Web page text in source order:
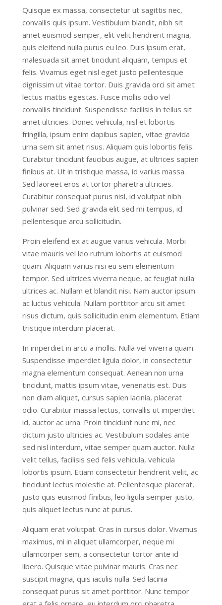
Quisque ex massa, consectetur ut sagittis nec,
convallis quis ipsum. Vestibulum blandit, nibh sit
amet euismod semper, elit velit hendrerit magna,
quis eleifend nulla purus eu leo. Duis ipsum erat,
malesuada sit amet tincidunt aliquam, tempus et
felis. Vivamus eget nisl eget justo pellentesque
dignissim ut vitae tortor. Duis gravida orci sit amet
lectus mattis egestas. Fusce mollis odio vel
convallis tincidunt. Suspendisse facilisis in tellus sit
amet ultricies. Donec vehicula, nisl et lobortis
fringilla, ipsum enim dapibus sapien, vitae gravida
urna sem sit amet risus. Aliquam quis lobortis felis.
Curabitur tincidunt faucibus augue, at ultrices sapien
finibus at. Ut in tristique massa, id varius massa.
Sed laoreet eros at tortor pharetra ultricies.
Curabitur consequat purus nisl, id volutpat nibh
pulvinar sed. Sed gravida elit sed mi tempus, id
pellentesque arcu sollicitudin.
Proin eleifend ex at augue varius vehicula. Morbi
vitae mauris vel leo rutrum lobortis at euismod
quam. Aliquam varius nisi eu sem elementum
tempor. Sed ultrices viverra neque, ac feugiat nulla
ultrices ac. Nullam et blandit nisi. Nam auctor ipsum
ac luctus vehicula. Nullam porttitor arcu sit amet
risus dictum, quis sollicitudin enim elementum. Etiam
tristique interdum placerat.
In imperdiet in arcu a mollis. Nulla vel viverra quam.
Suspendisse imperdiet ligula dolor, in consectetur
magna elementum consequat. Aenean non urna
tincidunt, mattis ipsum vitae, venenatis est. Duis
non diam aliquet, cursus sapien lacinia, placerat
odio. Curabitur massa lectus, convallis ut imperdiet
id, auctor ac urna. Proin tincidunt nunc mi, nec
dictum justo ultricies ac. Vestibulum sodales ante
sed nisl interdum, vitae semper quam auctor. Nulla
velit tellus, facilisis sed felis vehicula, vehicula
lobortis ipsum. Etiam consectetur hendrerit velit, ac
tincidunt lectus molestie at. Pellentesque placerat,
justo quis euismod finibus, leo ligula semper justo,
quis aliquet lectus nunc at purus.
Aliquam erat volutpat. Cras in cursus dolor. Vivamus
maximus, mi in aliquet ullamcorper, neque mi
ullamcorper sem, a consectetur tortor ante id
libero. Quisque vitae pulvinar mauris. Cras nec
suscipit magna, quis iaculis nulla. Sed lacinia
consequat purus sit amet porttitor. Nunc tempor